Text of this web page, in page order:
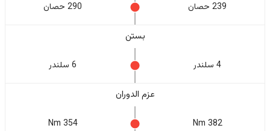
239 حصان 290 حصان
بستن
4 سلندر 6 سلندر
عزم الدوران
382 Nm
354 Nm